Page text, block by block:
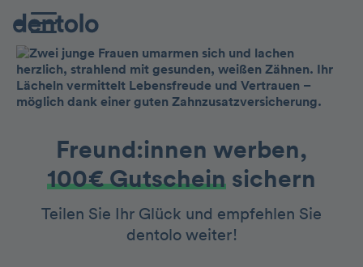
Freund:innen werben,
100€ Gutschein sichern
Teilen Sie Ihr Glück und empfehlen Sie
dentolo weiter!